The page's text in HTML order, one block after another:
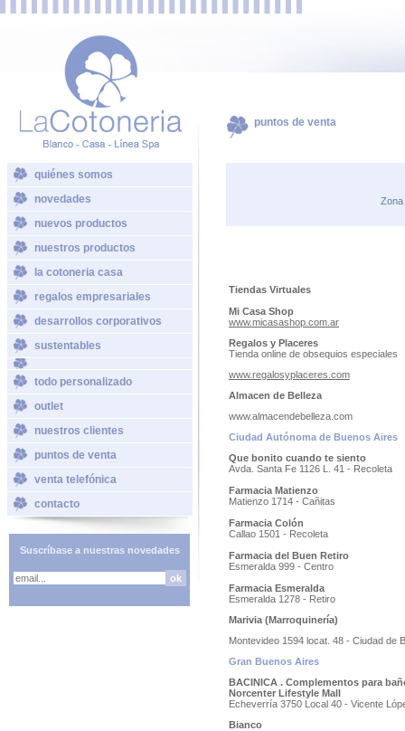
quiénes somos
novedades
nuevos productos
nuestros productos
la cotoneria casa
regalos empresariales
desarrollos corporativos
sustentables
todo personalizado
outlet
nuestros clientes
puntos de venta
venta telefónica
contacto
Suscríbase a nuestras novedades
puntos de venta
Zona
Tiendas Virtuales
Mi Casa Shop
www.micasashop.com.ar
Regalos y Placeres
Tienda online de obsequios especiales
www.regalosyplaceres.com
Almacen de Belleza
www.almacendebelleza.com
Ciudad Autónoma de Buenos Aires
Que bonito cuando te siento
Avda. Santa Fe 1126 L. 41 - Recoleta
Farmacia Matienzo
Matienzo 1714 - Cañitas
Farmacia Colón
Callao 1501 - Recoleta
Farmacia del Buen Retiro
Esmeralda 999 - Centro
Farmacia Esmeralda
Esmeralda 1278 - Retiro
Marivia (Marroquinería)
Montevideo 1594 locat. 48 - Ciudad de
Gran Buenos Aires
BACINICA . Complementos para
Norcenter Lifestyle Mall
Echeverría 3750 Local 40 - Vicente
Bianco